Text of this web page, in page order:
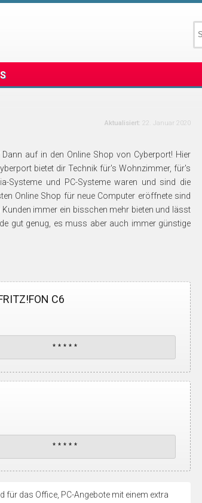
Aktualisiert: 22. Januar 2020
auf in den Online Shop von Cyberport! Hier
bietet dir Technik für's Wohnzimmer, für's
Systeme und PC-Systeme waren und sind die
Online Shop für neue Computer eröffnete sind
immer ein bisschen mehr bieten und lässt
gut genug, es muss aber auch immer günstige
C6
für das Office, PC-Angebote mit einem extra